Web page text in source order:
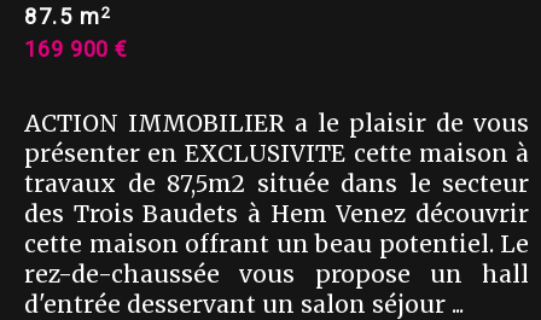
87.5 m2
169 900 €
ACTION IMMOBILIER a le plaisir de vous
présenter en EXCLUSIVITE cette maison à
travaux de 87,5m2 située dans le secteur
des Trois Baudets à Hem Venez découvrir
cette maison offrant un beau potentiel. Le
rez-de-chaussée vous propose un hall
d'entrée desservant un salon séjour ...